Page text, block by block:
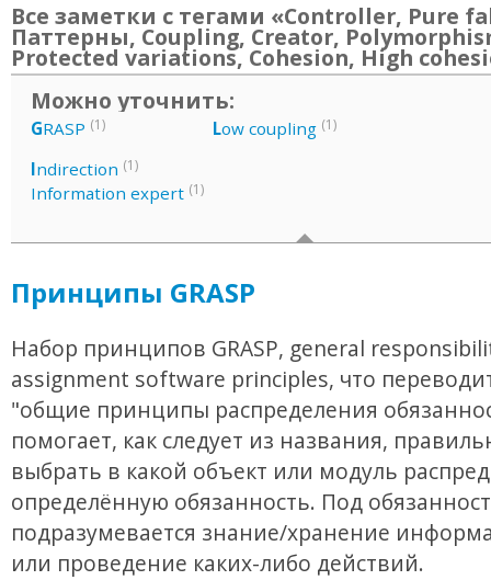
Все заметки с тегами «Controller, Pure
Паттерны, Coupling, Creator,
Protected variations, Cohesion, High
Можно уточнить:
GRASP (1)
Indirection (1)
Information expert (1)
Low coupling (1)
Принципы GRASP
Набор принципов GRASP, general
assignment software principles, что
"общие принципы распределения
помогает, как следует из названия,
выбрать в какой объект или модуль
определённую обязанность. Под
подразумевается знание/хранение
или проведение каких-либо действий.